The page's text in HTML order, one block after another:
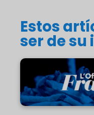
Estos
ser de su
Cómo pilotar tu
rendimiento">